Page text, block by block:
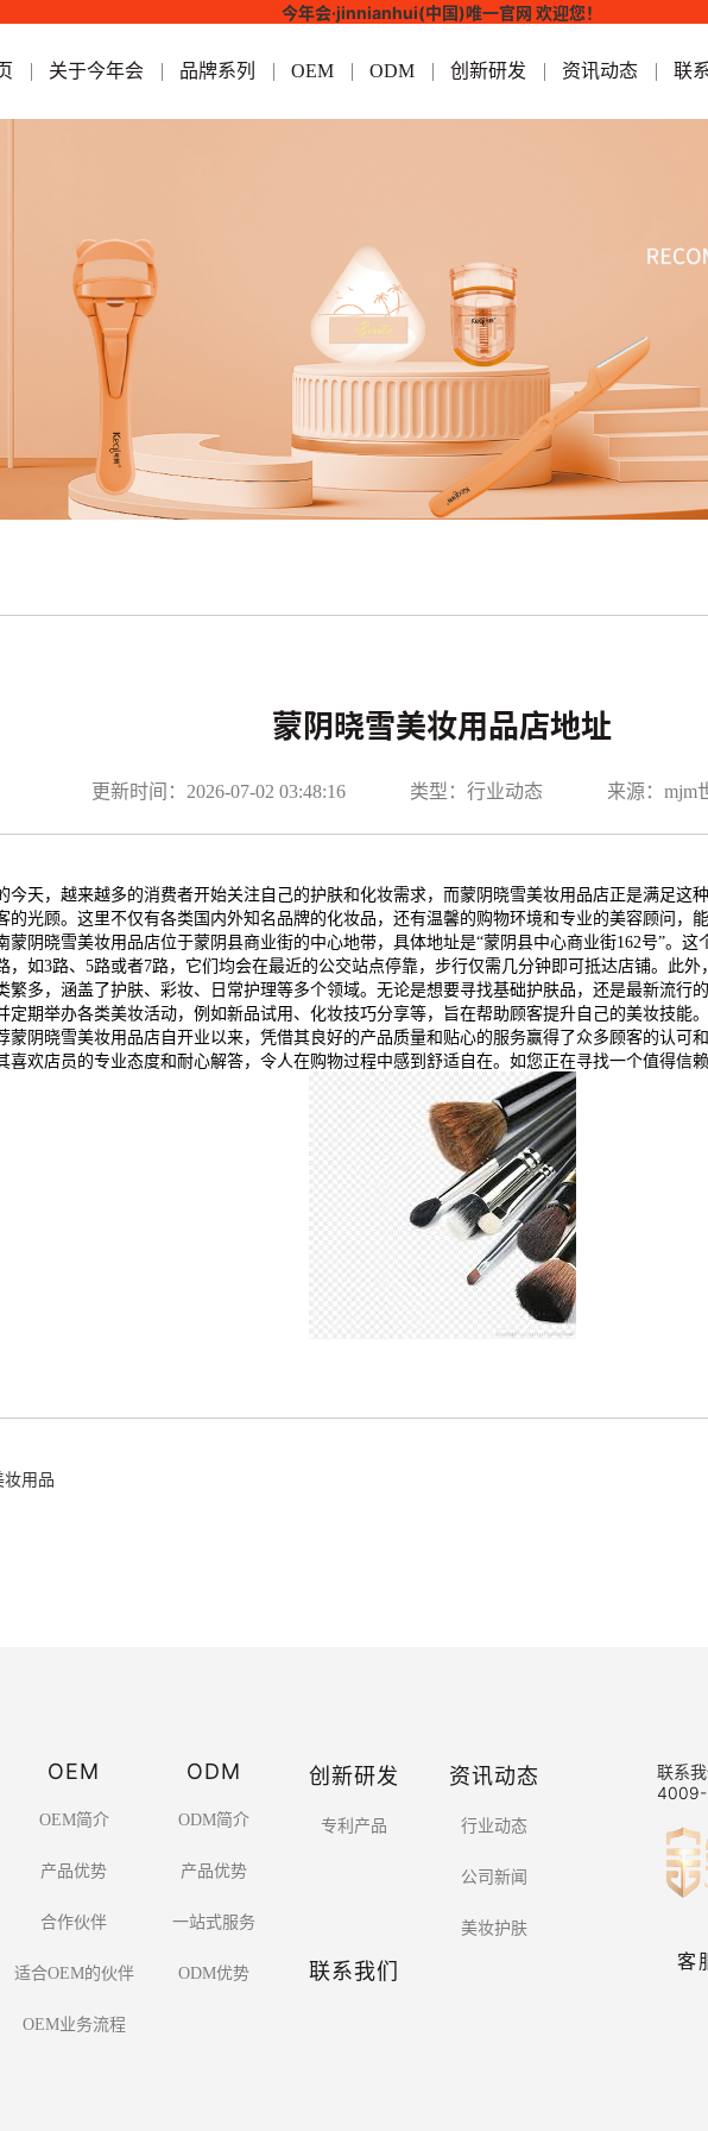
今年会·jinnianhui(中国)唯一官网 欢迎您！
关于今年会 品牌系列 OEM ODM 创新研发 资讯动态 联
蒙阴晓雪美妆用品店地址
更新时间：2026-07-02 03:48:16 类型：行业动态 来源：mjm
今天，越来越多的消费者开始关注自己的护肤和化妆需求，而蒙阴晓雪美妆用品店正是满足
光顾。这里不仅有各类国内外知名品牌的化妆品，还有温馨的购物环境和专业的美容顾问，
阴晓雪美妆用品店位于蒙阴县商业街的中心地带，具体地址是“蒙阴县中心商业街162号”。
如3路、5路或者7路，它们均会在最近的公交站点停靠，步行仅需几分钟即可抵达店铺。此
繁多，涵盖了护肤、彩妆、日常护理等多个领域。无论是想要寻找基础护肤品，还是最新流
期举办各类美妆活动，例如新品试用、化妆技巧分享等，旨在帮助顾客提升自己的美妆技能
蒙阴晓雪美妆用品店自开业以来，凭借其良好的产品质量和贴心的服务赢得了众多顾客的认
喜欢店员的专业态度和耐心解答，令人在购物过程中感到舒适自在。如您正在寻找一个值得信
妆用品
OEM
OEM简介
产品优势
合作伙伴
适合OEM的伙伴
OEM业务流程
ODM
ODM简介
产品优势
一站式服务
ODM优势
创新研发
专利产品
资讯动态
行业动态
公司新闻
美妆护肤
联系我们
联系
客